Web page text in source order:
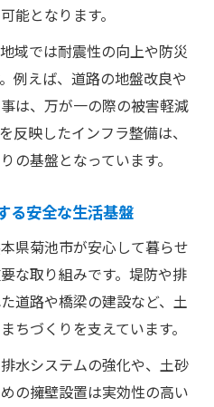
能となります。
域では耐震性の向上や防災
例えば、道路の地盤改良や
は、万が一の際の被害軽減
反映したインフラ整備は、
の基盤となっています。
る安全な生活基盤
県菊池市が安心して暮らせ
な取り組みです。堤防や排
道路や橋梁の建設など、土
ちづくりを支えています。
水システムの強化や、土砂
の擁壁設置は実効性の高い